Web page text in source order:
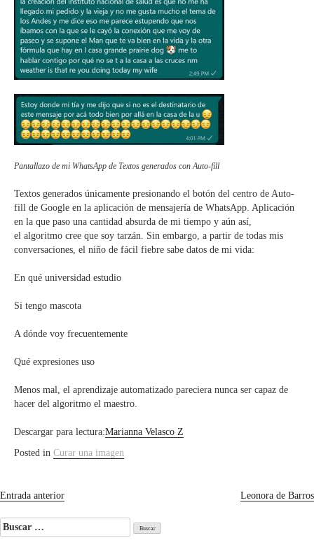
Pantallazo de mi WhatsApp de Textos generados con Auto-fill
Textos generados únicamente presionando el botón del centro de Auto-
fill de Google en la aplicación de mensajería de WhatsApp. Aplicación
en la que paso una cantidad absurda de mi tiempo y aún así,
el algoritmo cree que soy tarzán. Sin embargo, a partir de todas mis
conversaciones, el niño de fácil fiebre sabe datos de mi vida:
En qué universidad estudio
Si tengo mascota
A dónde voy frecuentemente
Qué expresiones uso
Menos mal, el aprendizaje automatizado pareciera nunca ser capaz de
hacer del algoritmo el maestro.
Descargar para lectura:Marianna Velasco Z
Posted in Curar una imagen
Navegación
de
Entrada anterior Leonora de Barros
Buscar: